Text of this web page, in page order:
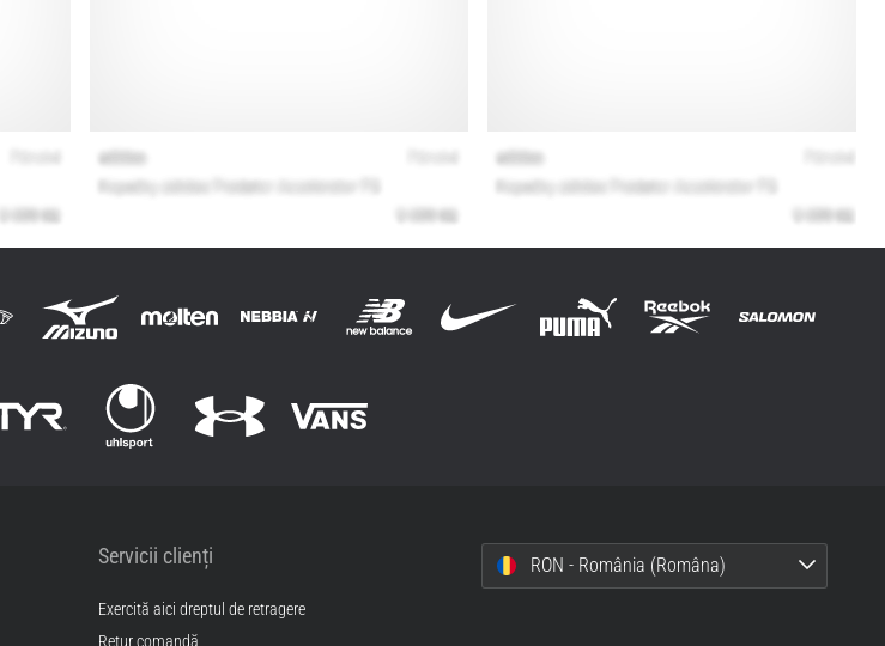
Servicii clienți
Exercită aici dreptul de retragere
Retur comandă
RON - România (Româna)